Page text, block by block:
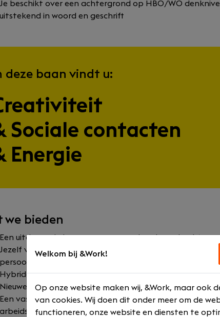
Je beschikt over een achtergrond op HBO/WO
uitstekend in woord en geschrift
deze baan vindt u:
Sociale contacten
Energie
we bieden
Een uitdagende baan voor aansprekende
Jezelf verder ontwikkelen, zowel vaktechnisch,
persoonlijk
Hybride werken: deels vanuit het (klant)kantoor en
Nieuwegein en met enige regelmaat Amsterdam
Een vast contract met een goed salaris en meer dan
arbeidsvoorwaarden met een mobiliteitsregeling
Welkom bij &Work!
Op onze website maken wij, &Work, maar ook
van cookies. Wij doen dit onder meer om de
functioneren, onze website en diensten te